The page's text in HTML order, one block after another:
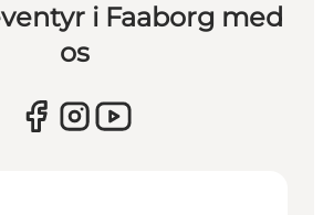
i Faaborg med
os